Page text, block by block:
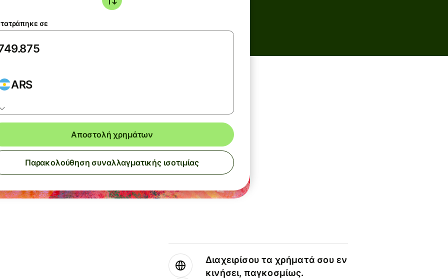
σε
ARS
Αποστολή χρημάτων
Παρακολούθηση συναλλαγματικής ισοτιμίας
Διαχειρίσου τα χρήματά σου εν
κινήσει, παγκοσμίως.